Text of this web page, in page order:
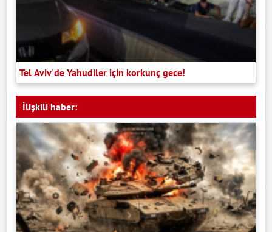
Tel Aviv'de Yahudiler için korkunç gece!
İlişkili haber: